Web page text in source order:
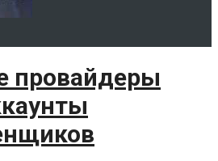
провайдеры